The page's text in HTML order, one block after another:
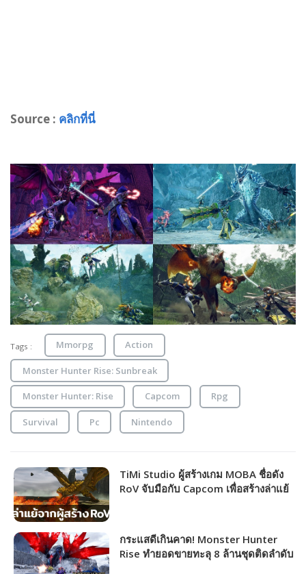
Source : คลิกที่นี่
Tags : Mmorpg Action
Monster Hunter Rise: Sunbreak
Monster Hunter: Rise Capcom Rpg
Survival Pc Nintendo
TiMi Studio ผู้สร้างเกม MOBA ชื่อดัง
RoV จับมือกับ Capcom เพื่อสร้างล่าแย้
กระแสดีเกินคาด! Monster Hunter
Rise ทำยอดขายทะลุ 8 ล้านชุดติดลำดับ